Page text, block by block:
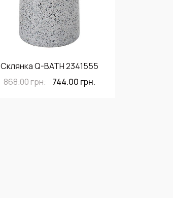
Склянка Q-BATH 2341555
868.00грн. 744.00 грн.